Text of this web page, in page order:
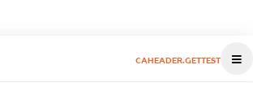
CAHEADER.GETTEST